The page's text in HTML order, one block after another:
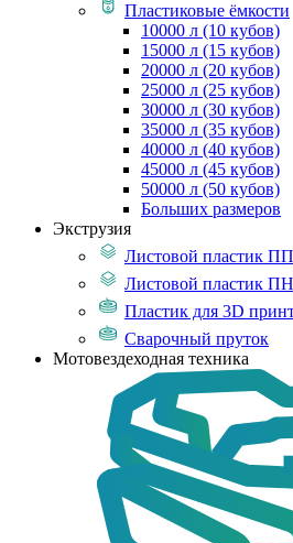
Пластиковые ёмкости
10000 л (10 кубов)
15000 л (15 кубов)
20000 л (20 кубов)
25000 л (25 кубов)
30000 л (30 кубов)
35000 л (35 кубов)
40000 л (40 кубов)
45000 л (45 кубов)
50000 л (50 кубов)
Больших размеров
Экструзия
Листовой пластик ПП
Листовой пластик
Пластик для 3D
Сварочный пруток
Мотовездеходная техника